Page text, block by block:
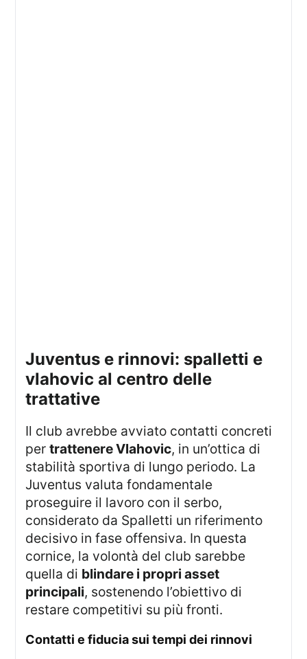
juventus e rinnovi: spalletti e
vlahovic al centro delle
trattative
Il club avrebbe avviato contatti concreti
pertrattenere Vlahovic, in un’ottica di
stabilità sportiva di lungo periodo. La
Juventus valuta fondamentale
proseguire il lavoro con il serbo,
considerato da Spalletti un riferimento
decisivo in fase offensiva. In questa
cornice, la volontà del club sarebbe
quella di blindare i propri asset
principali, sostenendo l’obiettivo di
restare competitivi su più fronti.
contatti e fiducia sui tempi dei rinnovi